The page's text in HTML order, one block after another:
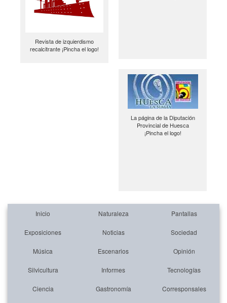
Revista de izquierdismo
recalcitrante ¡Pincha el logo!
La página de la Diputación
Provincial de Huesca
¡Pincha el logo!
Inicio Naturaleza Pantallas
Exposiciones Noticias Sociedad
Música Escenarios Opinión
Silvicultura Informes Tecnologías
Ciencia Gastronomía Corresponsales